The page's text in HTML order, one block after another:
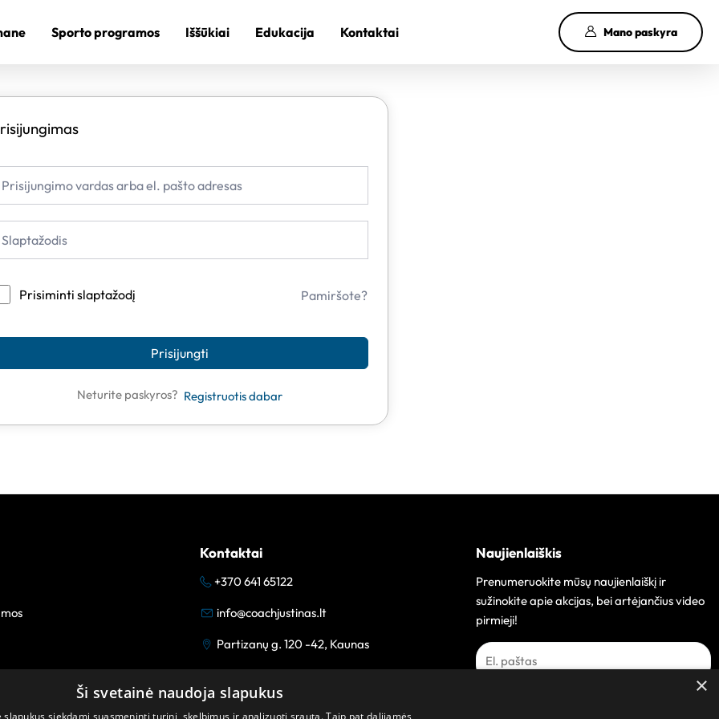
Sporto programos Iššūkiai Edukacija Kontaktai Mano paskyra
Prisiminti slaptažodį Pamiršote?
Prisijungti
Neturite paskyros? Registruotis dabar
Kontaktai
+370 641 65122
info@coachjustinas.lt
Partizanų g. 120 -42, Kaunas
Naujienlaiškis
Prenumeruokite mūsų naujienlaiškį ir
sužinokite apie akcijas, bei artėjančius video
pirmieji!
×
Ši svetainė naudoja slapukus
slapukus siekdami suasmeninti turinį, skelbimus ir analizuoti srautą. Taip pat dalijamės